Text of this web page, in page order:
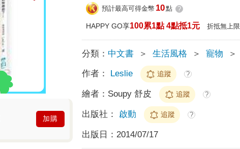
加購
預計最高可得金幣 10點 ?
HAPPY GO享100累1點 4點抵1元 折抵無上限
分類： 中文書 ＞ 生活風格 ＞ 寵物 ＞
作者： Leslie 追蹤 ?
繪者： Soupy 舒皮 追蹤 ?
出版社： 啟動 追蹤 ?
出版日： 2014/07/17